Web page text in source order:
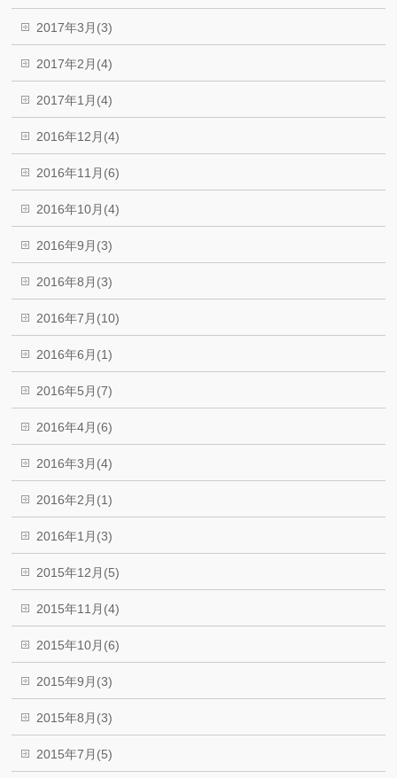
2017年3月(3)
2017年2月(4)
2017年1月(4)
2016年12月(4)
2016年11月(6)
2016年10月(4)
2016年9月(3)
2016年8月(3)
2016年7月(10)
2016年6月(1)
2016年5月(7)
2016年4月(6)
2016年3月(4)
2016年2月(1)
2016年1月(3)
2015年12月(5)
2015年11月(4)
2015年10月(6)
2015年9月(3)
2015年8月(3)
2015年7月(5)